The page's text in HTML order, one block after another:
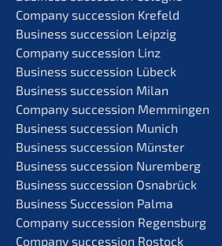
Compa­ny succes­si­on Krefeld
Business succes­si­on Leipzig
Compa­ny succes­si­on Linz
Business succes­si­on Lübeck
Business succes­si­on Milan
Compa­ny succes­si­on Memmingen
Business succes­si­on Munich
Business succes­si­on Münster
Business succes­si­on Nuremberg
Business succes­si­on Osnabrück
Business Succes­si­on Palma
Compa­ny succes­si­on Regensburg
Compa­ny succes­si­on Rostock